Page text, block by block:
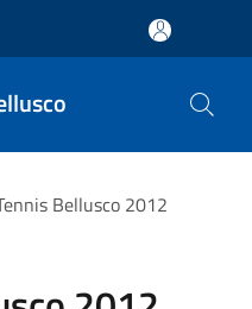
Bellusco 2012